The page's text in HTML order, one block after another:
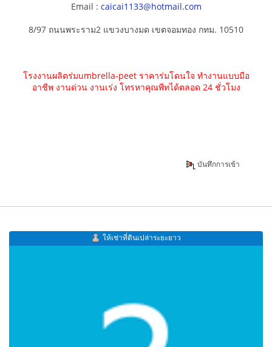
Email : caicai1133@hotmail.com
8/97 ถนนพระราม2 แขวงบางมด เขตจอมทอง กทม. 10510
โรงงานผลิตร่มumbrella-peet ราคาร่มโดนใจ ทำงานแบบมือ
อาชีพ งานด่วน งานเร่ง โทรหาคุณพีทได้ตลอด 24 ชั่วโมง
บันทึกการเข้า
ให้เช่าที่ดินเปล่าระยะยาว